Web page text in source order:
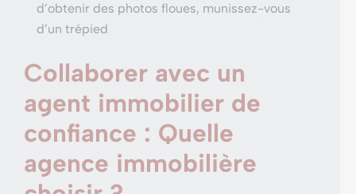
d’obtenir des photos floues, munissez-vous
d’un trépied
Collaborer avec un
agent immobilier de
confiance : Quelle
agence immobilière